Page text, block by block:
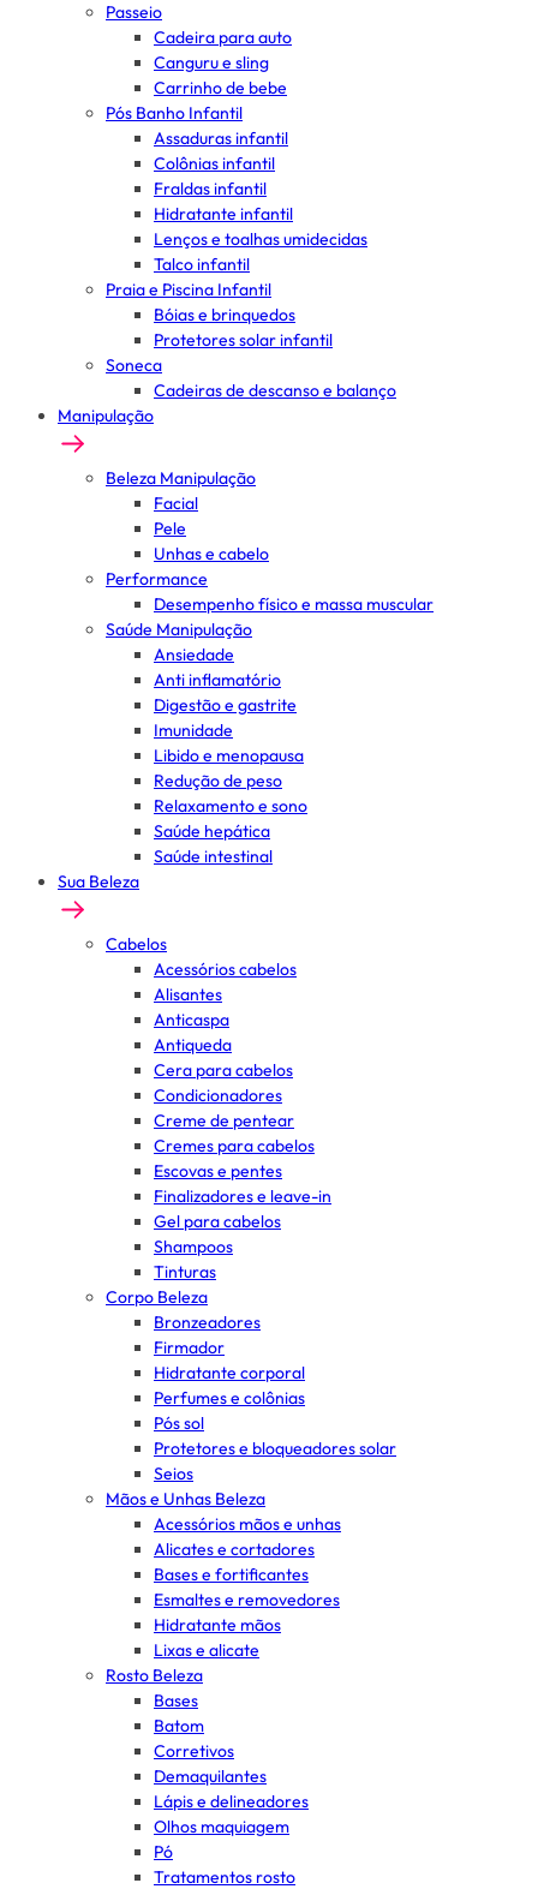
Passeio
Cadeira para auto
Canguru e sling
Carrinho de bebe
Pós Banho Infantil
Assaduras infantil
Colônias infantil
Fraldas infantil
Hidratante infantil
Lenços e toalhas umidecidas
Talco infantil
Praia e Piscina Infantil
Bóias e brinquedos
Protetores solar infantil
Soneca
Cadeiras de descanso e balanço
Manipulação
Beleza Manipulação
Facial
Pele
Unhas e cabelo
Performance
Desempenho físico e massa muscular
Saúde Manipulação
Ansiedade
Anti inflamatório
Digestão e gastrite
Imunidade
Libido e menopausa
Redução de peso
Relaxamento e sono
Saúde hepática
Saúde intestinal
Sua Beleza
Cabelos
Acessórios cabelos
Alisantes
Anticaspa
Antiqueda
Cera para cabelos
Condicionadores
Creme de pentear
Cremes para cabelos
Escovas e pentes
Finalizadores e leave-in
Gel para cabelos
Shampoos
Tinturas
Corpo Beleza
Bronzeadores
Firmador
Hidratante corporal
Perfumes e colônias
Pós sol
Protetores e bloqueadores solar
Seios
Mãos e Unhas Beleza
Acessórios mãos e unhas
Alicates e cortadores
Bases e fortificantes
Esmaltes e removedores
Hidratante mãos
Lixas e alicate
Rosto Beleza
Bases
Batom
Corretivos
Demaquilantes
Lápis e delineadores
Olhos maquiagem
Pó
Tratamentos rosto